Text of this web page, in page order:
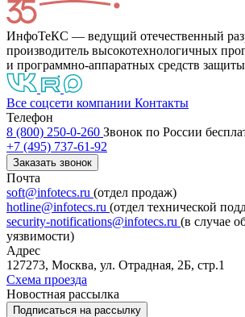
ИнфоТеКС — ведущий отечественный
производитель высокотехнологичных
и программно-аппаратных средств
Все соцсети компании Контакты
Телефон
8 (800) 250-0-260 Звонок по России
+7 (495) 737-61-92
Заказать звонок
Почта
soft@infotecs.ru (отдел продаж)
hotline@infotecs.ru (отдел технической
security-notifications@infotecs.ru (в случае
уязвимости)
Адрес
127273, Москва, ул. Отрадная, 2Б, стр.1
Схема проезда
Новостная рассылка
Подписаться на рассылку